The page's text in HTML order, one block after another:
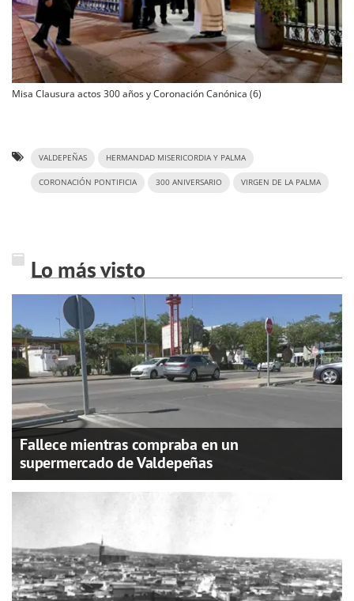
Misa Clausura actos 300 años y Coronación Canónica (6)
VALDEPEÑAS HERMANDAD MISERICORDIA Y PALMA
CORONACIÓN PONTIFICIA 300 ANIVERSARIO VIRGEN DE LA PALMA
Lo más visto
Fallece mientras compraba en un
supermercado de Valdepeñas